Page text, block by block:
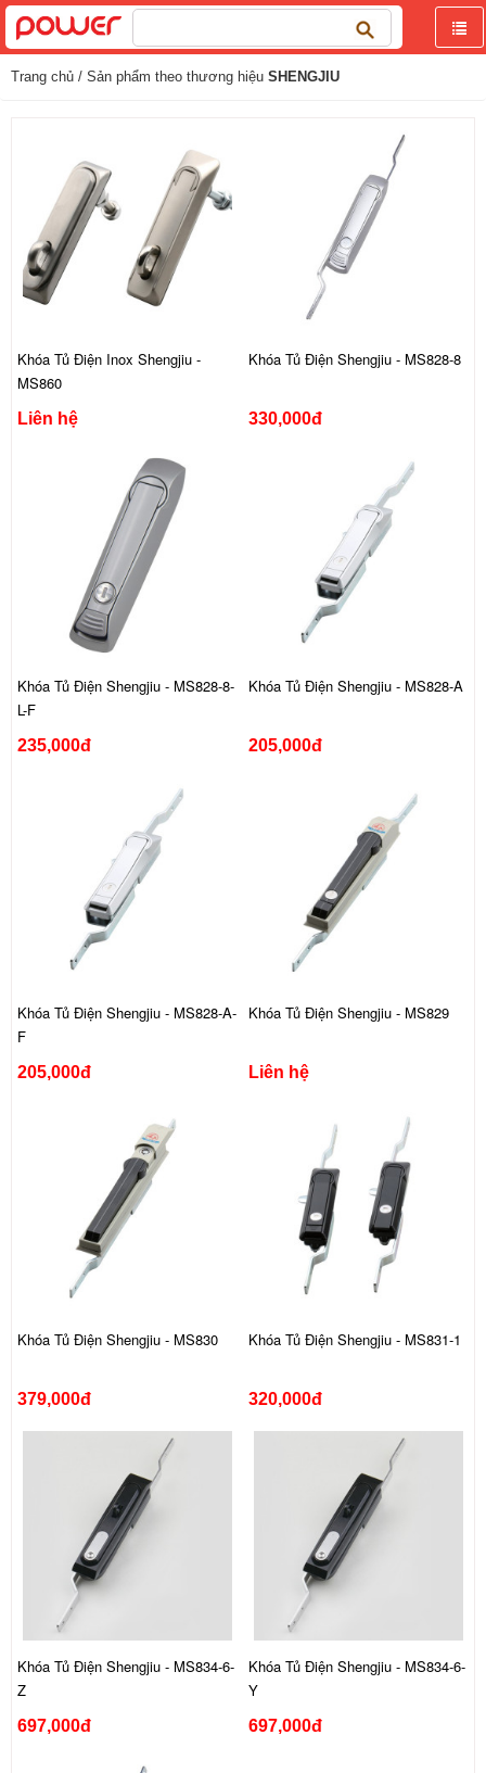
Tìm
kiếm
Trang chủ / Sản phẩm theo thương hiệu SHENGJIU
Khóa Tủ Điện Inox Shengjiu -
MS860
Liên hệ
Khóa Tủ Điện Shengjiu - MS828-8
330,000đ
Khóa Tủ Điện Shengjiu - MS828-8-
L-F
235,000đ
Khóa Tủ Điện Shengjiu - MS828-A
205,000đ
Khóa Tủ Điện Shengjiu - MS828-A-
F
205,000đ
Khóa Tủ Điện Shengjiu - MS829
Liên hệ
Khóa Tủ Điện Shengjiu - MS830
379,000đ
Khóa Tủ Điện Shengjiu - MS831-1
320,000đ
Khóa Tủ Điện Shengjiu - MS834-6-
Z
697,000đ
Khóa Tủ Điện Shengjiu - MS834-6-
Y
697,000đ